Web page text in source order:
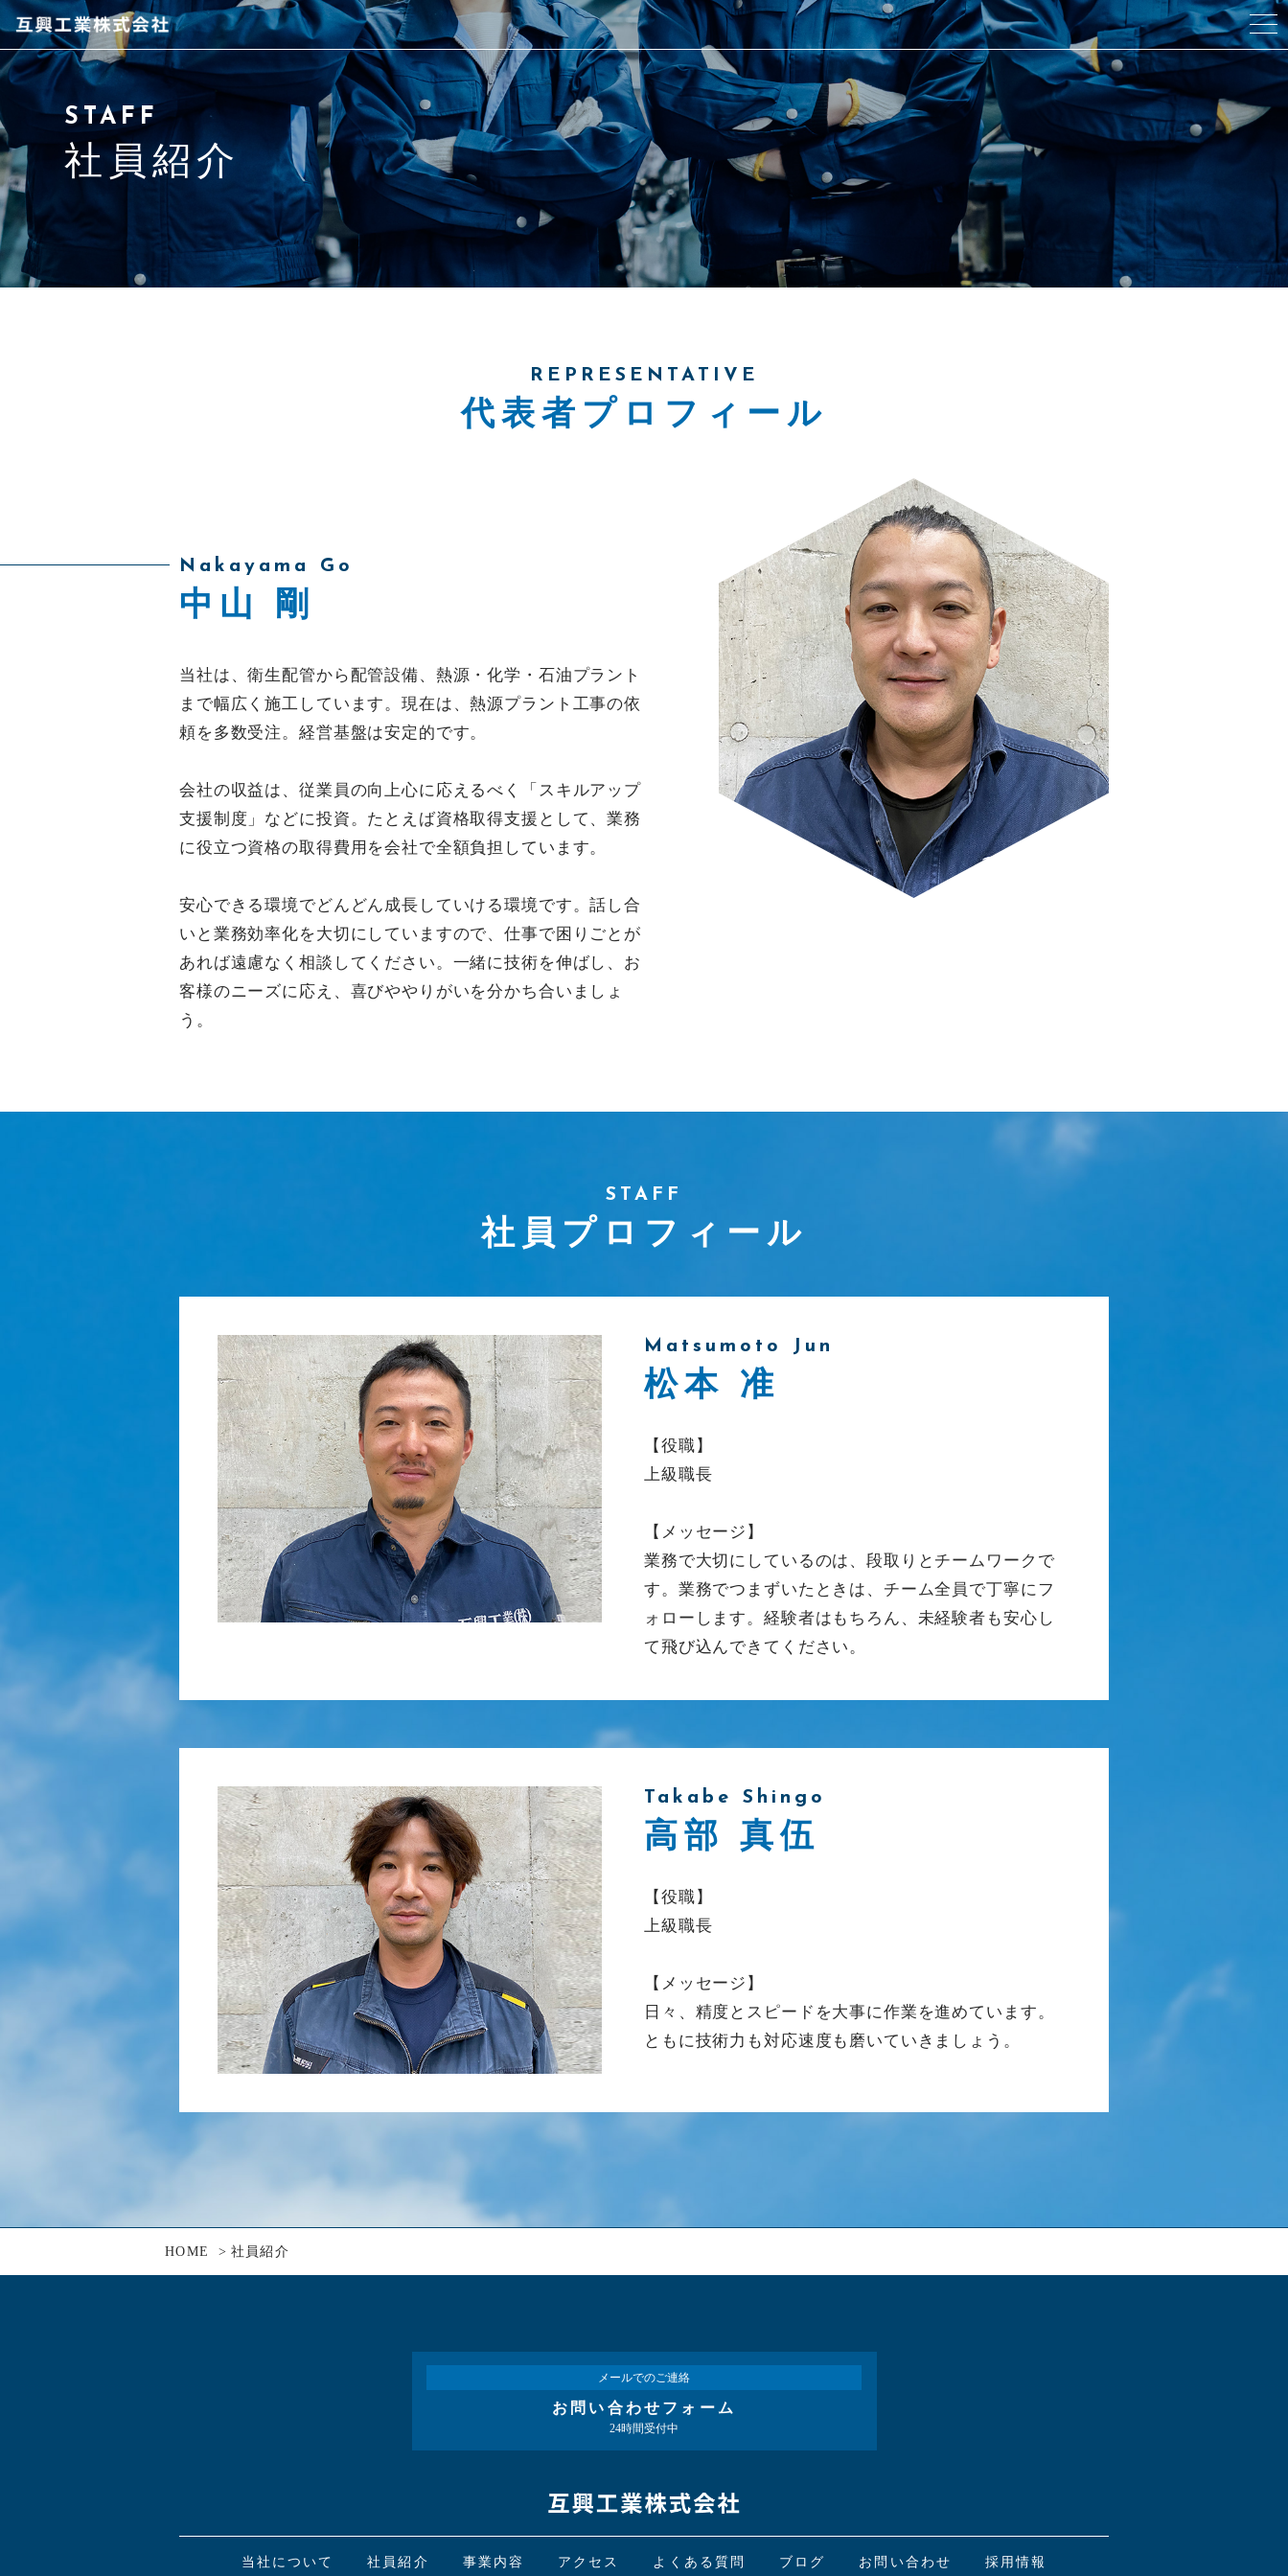
当社について
事業内容
アクセス
ご応募・お問い合わせはこちらから
お問い合わせフォーム
24時間受付中
STAFF
社員紹介
REPRESENTATIVE
代表者プロフィール
Nakayama Go
中山 剛
当社は、衛生配管から配管設備、熱源・化学・石油プラント
まで幅広く施工しています。現在は、熱源プラント工事の依
頼を多数受注。経営基盤は安定的です。
会社の収益は、従業員の向上心に応えるべく「スキルアップ
支援制度」などに投資。たとえば資格取得支援として、業務
に役立つ資格の取得費用を会社で全額負担しています。
安心できる環境でどんどん成長していける環境です。話し合
いと業務効率化を大切にしていますので、仕事で困りごとが
あれば遠慮なく相談してください。一緒に技術を伸ばし、お
客様のニーズに応え、喜びややりがいを分かち合いましょ
う。
STAFF
社員プロフィール
Matsumoto Jun
松本 准
【役職】
上級職長
【メッセージ】
業務で大切にしているのは、段取りとチームワークで
す。業務でつまずいたときは、チーム全員で丁寧にフ
ォローします。経験者はもちろん、未経験者も安心し
て飛び込んできてください。
Takabe Shingo
高部 真伍
【役職】
上級職長
【メッセージ】
日々、精度とスピードを大事に作業を進めています。
ともに技術力も対応速度も磨いていきましょう。
HOME 社員紹介
メールでのご連絡
お問い合わせフォーム
24時間受付中
当社について 社員紹介 事業内容 アクセス よくある質問 ブログ お問い合わせ 採用情報